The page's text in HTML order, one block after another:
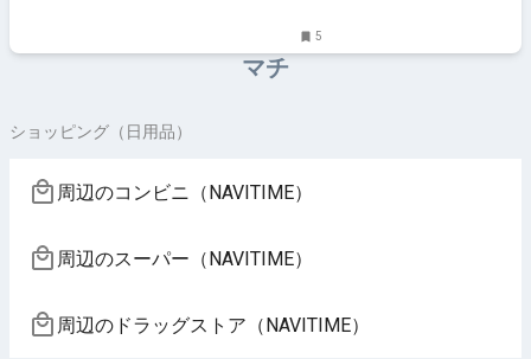
5
マチ
ショッピング（日用品）
周辺のコンビニ（NAVITIME）
周辺のスーパー（NAVITIME）
周辺のドラッグストア（NAVITIME）